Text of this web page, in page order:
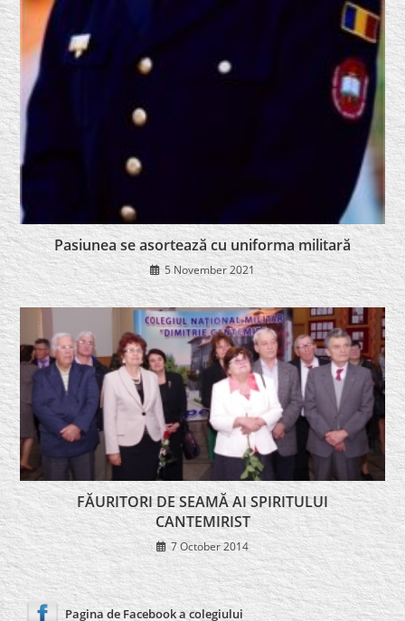
Pasiunea se asortează cu uniforma militară
5 November 2021
FĂURITORI DE SEAMĂ AI SPIRITULUI
CANTEMIRIST
7 October 2014
Pagina de Facebook a colegiului